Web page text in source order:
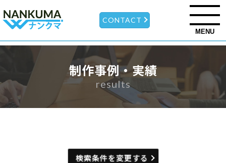
CONTACT
MENU
制作事例・実績
results
検索条件を変更する